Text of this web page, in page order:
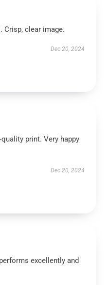
Crisp, clear image.
Dec 20, 2024
print. Very happy
Dec 20, 2024
excellently and